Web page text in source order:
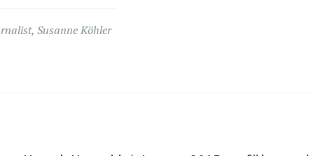
, Susanne Köhler